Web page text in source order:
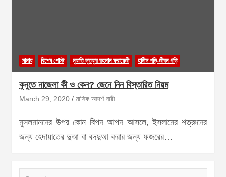
নামায বিশেষ পোস্ট মুফতি লুতফুর রহমান ফরায়েজী হাদীস পড়ি-জীবন গড়ি
কুনুতে নাজেলা কী ও কেন? জেনে নিন বিস্তারিত নিয়ম
March 29, 2020 মাসিক আদর্শ নারী
মুসলমানদের উপর কোন বিপদ আপদ আসলে, ইসলামের শত্রুদের
জন্য হেদায়াতের দুআ বা বদদুআ করার জন্য ফজরের…